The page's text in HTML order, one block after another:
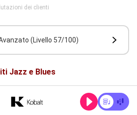
dei clienti
Avanzato (Livello 57/100)
Jazz e Blues